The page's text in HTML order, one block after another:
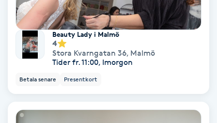
Nagelsvamp
Nageltrång
Nagelvård
Naglar reparation
Beauty Lady i Malmö
4
Stora Kvarngatan 36, Malmö
Tider fr. 11:00, Imorgon
Betala senare Presentkort